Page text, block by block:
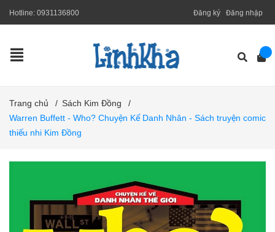
Hotline: 0931136800 Đăng ký Đăng nhập
Trang chủ / Sách Kim Đồng
/
Warren Buffett - Who? Chuyện Kể Danh Nhân - Sách truyện comic
thiếu nhi Kim Đồng